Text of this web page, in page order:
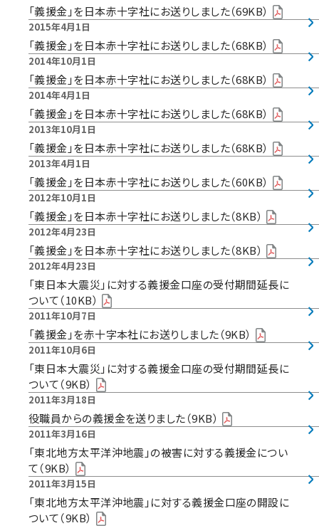
「義援金」を日本赤十字社にお送りしました（69KB）
2015年4月1日
「義援金」を日本赤十字社にお送りしました（68KB）
2014年10月1日
「義援金」を日本赤十字社にお送りしました（68KB）
2014年4月1日
「義援金」を日本赤十字社にお送りしました（68KB）
2013年10月1日
「義援金」を日本赤十字社にお送りしました（68KB）
2013年4月1日
「義援金」を日本赤十字社にお送りしました（60KB）
2012年10月1日
「義援金」を日本赤十字社にお送りしました（8KB）
2012年4月23日
「義援金」を日本赤十字社にお送りしました（8KB）
2012年4月23日
「東日本大震災」に対する義援金口座の受付期間延長に
ついて（10KB）
2011年10月7日
「義援金」を赤十字本社にお送りしました（9KB）
2011年10月6日
「東日本大震災」に対する義援金口座の受付期間延長に
ついて（9KB）
2011年3月18日
役職員からの義援金を送りました（9KB）
2011年3月16日
「東北地方太平洋沖地震」の被害に対する義援金につい
て（9KB）
2011年3月15日
「東北地方太平洋沖地震」に対する義援金口座の開設に
ついて（9KB）